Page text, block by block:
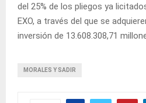
del 25% de los pliegos ya
EXO, a través del que se
inversión de 13.608.308,71
MORALES Y SADIR